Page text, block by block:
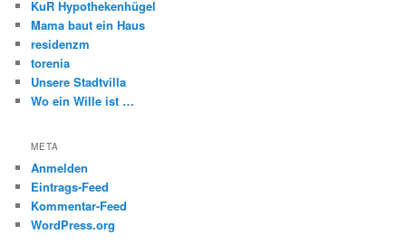
KuR Hypothekenhügel
Mama baut ein Haus
residenzm
torenia
Unsere Stadtvilla
Wo ein Wille ist …
META
Anmelden
Eintrags-Feed
Kommentar-Feed
WordPress.org